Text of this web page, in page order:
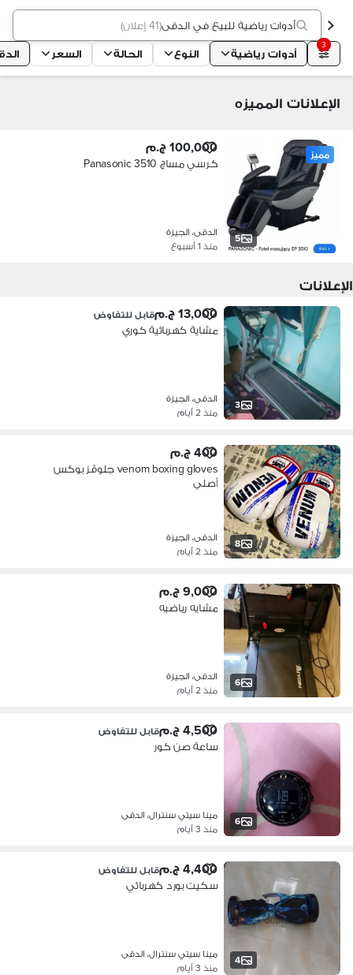
أدوات رياضية للبيع في الدقى(41 إعلان )
3
أدوات رياضية النوع الحالة السعر
الإعلانات المميزه
5
مميز 100,000 ج.م
كرسي مساچ Panasonic 3510
الدقى، الجيزة
منذ 1 أسبوع
الإعلانات
3
13,000 ج.م قابل للتفاوض
مشاية كهربائية كوري
الدقى، الجيزة
منذ 2 أيام
8
400 ج.م
venom boxing gloves جلوڤز بوكس
أصلي
الدقى، الجيزة
منذ 2 أيام
6
9,000 ج.م
مشايه رياضيه
الدقى، الجيزة
منذ 2 أيام
6
4,500 ج.م قابل للتفاوض
ساعة صن كور
مينا سيتي سنترال، الدقى
منذ 3 أيام
4
4,400 ج.م قابل للتفاوض
سكيت بورد كهربائي
مينا سيتي سنترال، الدقى
منذ 3 أيام